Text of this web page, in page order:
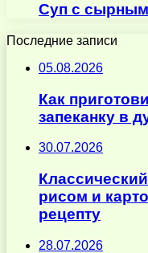
Суп с
Последние записи
05.08.2026
Как
запеканку в
30.07.2026
рисом и
рецепту
28.07.2026